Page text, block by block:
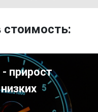
прирост